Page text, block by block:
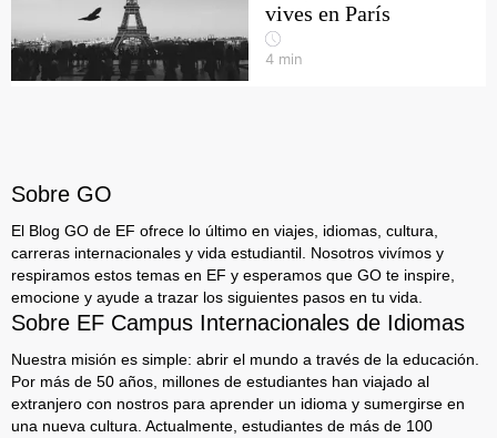
vives en París
4 min
Sobre GO
El Blog GO de EF ofrece lo último en viajes, idiomas, cultura,
carreras internacionales y vida estudiantil. Nosotros vivímos y
respiramos estos temas en EF y esperamos que GO te inspire,
emocione y ayude a trazar los siguientes pasos en tu vida.
Sobre EF Campus Internacionales de Idiomas
Nuestra misión es simple: abrir el mundo a través de la educación.
Por más de 50 años, millones de estudiantes han viajado al
extranjero con nostros para aprender un idioma y sumergirse en
una nueva cultura. Actualmente, estudiantes de más de 100